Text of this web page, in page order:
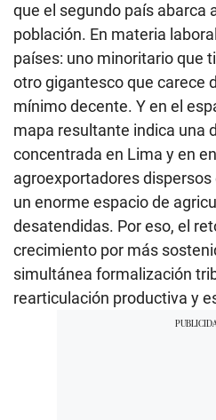
que el segundo país abarca
población. En materia
países: uno minoritario que
otro gigantesco que carece
mínimo decente. Y en el
mapa resultante indica una
concentrada en Lima y en
agroexportadores
un enorme espacio de
desatendidas. Por eso, el
crecimiento por más
simultánea formalización
rearticulación productiva y